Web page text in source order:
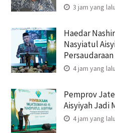
3 jam yang lalu
Haedar
Nasyiatul
Persaudaraan
4 jam yang lalu
Pemprov
Aisyiyah Jadi
4 jam yang lalu